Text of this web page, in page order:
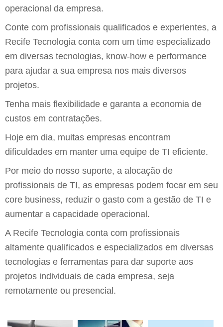
operacional da empresa.
Conte com profissionais qualificados e experientes, a
Recife Tecnologia conta com um time especializado
em diversas tecnologias, know-how e performance
para ajudar a sua empresa nos mais diversos
projetos.
Tenha mais flexibilidade e garanta a economia de
custos em contratações.
Hoje em dia, muitas empresas encontram
dificuldades em manter uma equipe de TI eficiente.
Por meio do nosso suporte, a alocação de
profissionais de TI, as empresas podem focar em seu
core business, reduzir o gasto com a gestão de TI e
aumentar a capacidade operacional.
A Recife Tecnologia conta com profissionais
altamente qualificados e especializados em diversas
tecnologias e ferramentas para dar suporte aos
projetos individuais de cada empresa, seja
remotamente ou presencial.